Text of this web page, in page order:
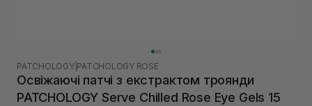
PATCHOLOGY| PATCHOLOGY ROSE
Освіжаючі патчі з екстрактом троянди
PATCHOLOGY Serve Chilled Rose Eye Gels 15